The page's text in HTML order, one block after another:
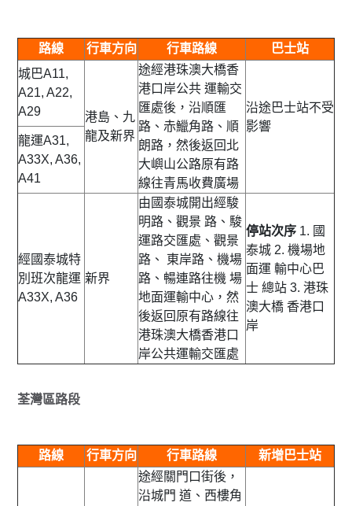
路線 行車方向 行車路線
巴士站
城巴A11,
A21, A22,
A29
港島、九
龍及新界
途經港珠澳大橋香
港口岸公共 運輸交
匯處後，沿順匯
路、赤鱲角路、順
朗路，然後返回北
大嶼山公路原有路
線往青馬收費廣場
沿途巴士站不受
影響
龍運A31,
A33X, A36,
A41
經國泰城特
別班次龍運
A33X, A36
新界
由國泰城開出經駿
明路、觀景 路、駿
運路交匯處、觀景
路、 東岸路、機場
路、暢連路往機 場
地面運輸中心，然
後返回原有路線往
港珠澳大橋香港口
岸公共運輸交匯處
停站次序 1. 國
泰城 2. 機場地
面運 輸中心巴
士 總站 3. 港珠
澳大橋 香港口
岸
荃灣區路段
路線 行車方向 行車路線 新增巴士站
途經關門口街後，
沿城門 道、西樓角